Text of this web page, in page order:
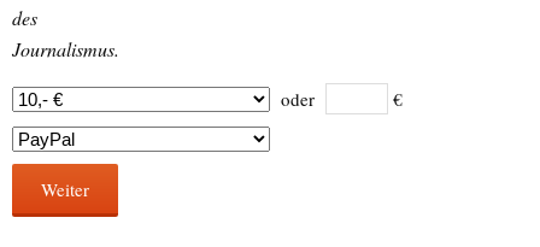
des
Journalismus.
oder €
Weiter